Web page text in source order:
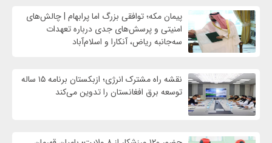
پیمان مکه؛ توافقی بزرگ اما پرابهام | چالش‌های
امنیتی و پرسش‌های جدی درباره تعهدات
سه‌جانبه ریاض، آنکارا و اسلام‌آباد
نقشه راه مشترک انرژی؛ ازبکستان برنامه ۱۵ ساله
توسعه برق افغانستان را تدوین می‌کند